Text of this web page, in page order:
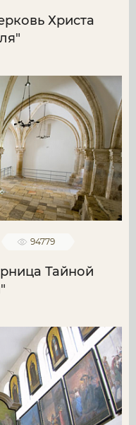
Христа
94779
Тайной